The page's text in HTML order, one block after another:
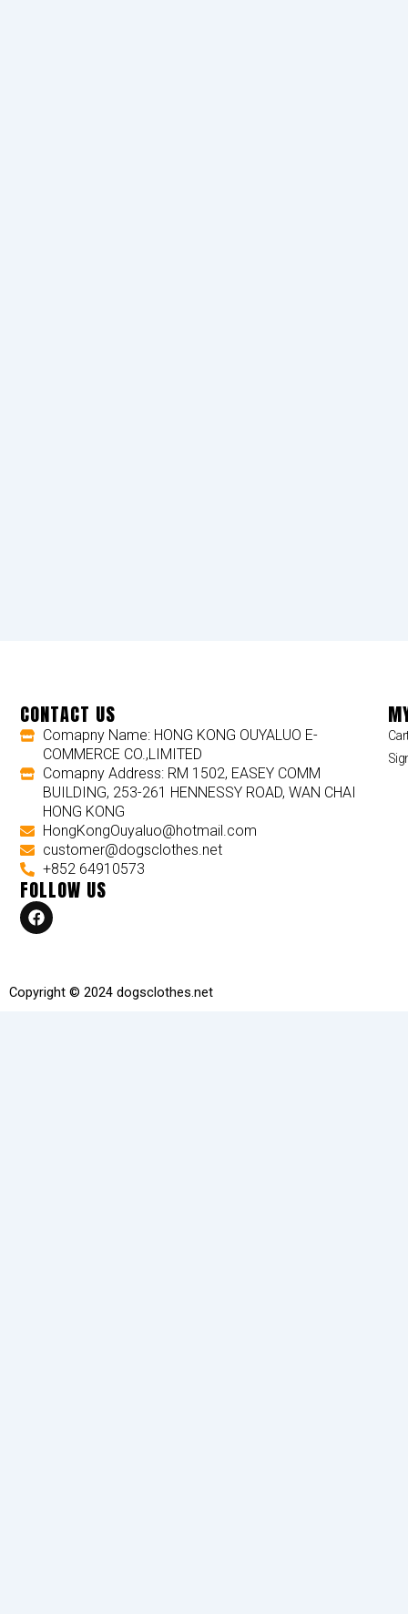
CONTACT US
Comapny Name: HONG KONG OUYALUO E-
COMMERCE CO.,LIMITED
Comapny Address: RM 1502, EASEY COMM
BUILDING, 253-261 HENNESSY ROAD, WAN CHAI
HONG KONG
HongKongOuyaluo@hotmail.com
customer@dogsclothes.net
+852 64910573
FOLLOW US
F
a
c
o
o
Copyright © 2024 dogsclothes.net